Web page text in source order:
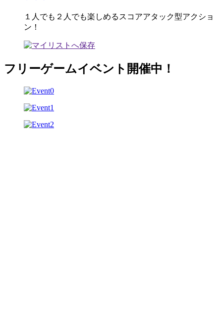
１人でも２人でも楽しめるスコアアタック型アクショ
ン！
フリーゲームイベント開催中！